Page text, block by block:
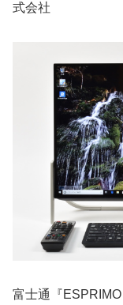
式会社
富士通『